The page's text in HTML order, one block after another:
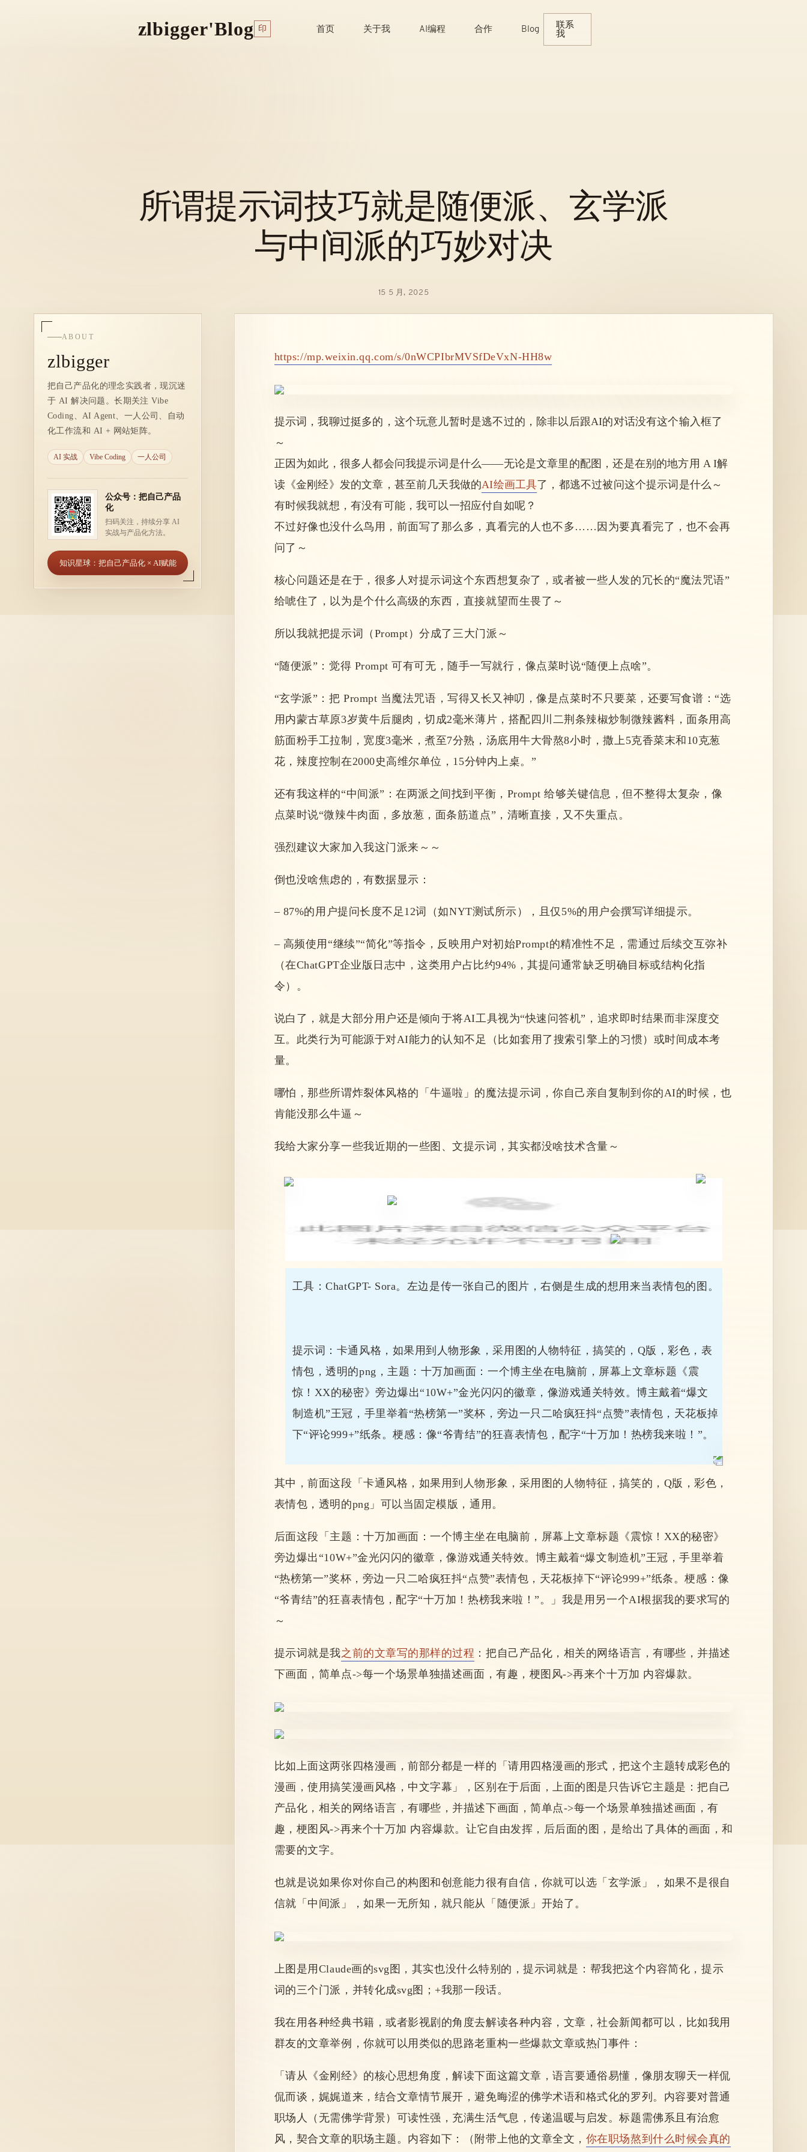
content
zlbigger'Blog 印 首页 关于我 AI编程 合作 Blog
联系
我
所谓提示词技巧就是随便派、玄学派
与中间派的巧妙对决
15 5 月, 2025
ABOUT
zlbigger
把自己产品化的理念实践者，现沉迷
于 AI 解决问题。长期关注 Vibe
Coding、AI Agent、一人公司、自动
化工作流和 AI + 网站矩阵。
AI 实战 Vibe Coding 一人公司
公众号：把自己产品
化
扫码关注，持续分享 AI
实战与产品化方法。
知识星球：把自己产品化 × AI赋能
https://mp.weixin.qq.com/s/0nWCPIbrMVSfDeVxN-HH8w
提示词，我聊过挺多的，这个玩意儿暂时是逃不过的，除非以后跟AI的对话没有这个输入框了
～
正因为如此，很多人都会问我提示词是什么——无论是文章里的配图，还是在别的地方用 A I解
读《金刚经》发的文章，甚至前几天我做的AI绘画工具了，都逃不过被问这个提示词是什么～
有时候我就想，有没有可能，我可以一招应付自如呢？
不过好像也没什么鸟用，前面写了那么多，真看完的人也不多……因为要真看完了，也不会再
问了～
核心问题还是在于，很多人对提示词这个东西想复杂了，或者被一些人发的冗长的“魔法咒语”
给唬住了，以为是个什么高级的东西，直接就望而生畏了～
所以我就把提示词（Prompt）分成了三大门派～
“随便派”：觉得 Prompt 可有可无，随手一写就行，像点菜时说“随便上点啥”。
“玄学派”：把 Prompt 当魔法咒语，写得又长又神叨，像是点菜时不只要菜，还要写食谱：“选
用内蒙古草原3岁黄牛后腿肉，切成2毫米薄片，搭配四川二荆条辣椒炒制微辣酱料，面条用高
筋面粉手工拉制，宽度3毫米，煮至7分熟，汤底用牛大骨熬8小时，撒上5克香菜末和10克葱
花，辣度控制在2000史高维尔单位，15分钟内上桌。”
还有我这样的“中间派”：在两派之间找到平衡，Prompt 给够关键信息，但不整得太复杂，像
点菜时说“微辣牛肉面，多放葱，面条筋道点”，清晰直接，又不失重点。
强烈建议大家加入我这门派来～～
倒也没啥焦虑的，有数据显示：
– 87%的用户提问长度不足12词（如NYT测试所示），且仅5%的用户会撰写详细提示。
– 高频使用“继续”“简化”等指令，反映用户对初始Prompt的精准性不足，需通过后续交互弥补
（在ChatGPT企业版日志中，这类用户占比约94%，其提问通常缺乏明确目标或结构化指
令）。
说白了，就是大部分 用户还是倾向于将AI工具视为“快速问答机”，追求即时结果而非深度交
互。此类行为可能源于对AI能力的认知不足（比如套用了搜索引擎上的习惯）或时间成本考
量。
哪怕，那些所谓炸裂体风格的「牛逼啦」的魔法提示词，你自己亲自复制到你的AI的时候，也
肯能没那么牛逼～
我给大家分享一些我近期的一些图、文提示词，其实都没啥技术含量～
工具：ChatGPT- Sora。左边是传一张自己的图片，右侧是生成的想用来当表情包的图。
提示词： 卡通风格，如果用到人物形象，采用图的人物特征，搞笑的，Q版，彩色，表
情包，透明的png，主题：十万加画面：一个博主坐在电脑前，屏幕上文章标题《震
惊！XX的秘密》旁边爆出“10W+”金光闪闪的徽章，像游戏通关特效。博主戴着“爆文
制造机”王冠，手里举着“热榜第一”奖杯，旁边一只二哈疯狂抖“点赞”表情包，天花板掉
下“评论999+”纸条。梗感：像“爷青结”的狂喜表情包，配字“十万加！热榜我来啦！”。
其中，前面这段「卡通风格，如果用到人物形象，采用图的人物特征，搞笑的，Q版，彩色，
表情包，透明的png」可以当固定模版，通用。
后面这段「 主题：十万加画面：一个博主坐在电脑前，屏幕上文章标题《震惊！XX的秘密》
旁边爆出“10W+”金光闪闪的徽章，像游戏通关特效。博主戴着“爆文制造机”王冠，手里举着
“热榜第一”奖杯，旁边一只二哈疯狂抖“点赞”表情包，天花板掉下“评论999+”纸条。梗感：像
“爷青结”的狂喜表情包，配字“十万加！热榜我来啦！”。」我是用另一个AI根据我的要求写的
～
提示词就是我之前的文章写的那样的过程 ：把自己产品化，相关的网络语言，有哪些，并描述
下画面，简单点->每一个场景单独描述画面，有趣，梗图风->再来个十万加 内容爆款。
比如上面这两张四格漫画，前部分都是一样的「请用四格漫画的形式，把这个主题转成彩色的
漫画，使用搞笑漫画风格，中文字幕」，区别在于后面，上面的图是只告诉它主题是：把自己
产品化，相关的网络语言，有哪些，并描述下画面，简单点->每一个场景单独描述画面，有
趣，梗图风->再来个十万加 内容爆款。让它自由发挥，后后面的图，是给出了具体的画面，和
需要的文字。
也就是说如果你对你自己的构图和创意能力很有自信，你就可以选「玄学派」，如果不是很自
信就「中间派」，如果一无所知，就只能从「随便派」开始了。
上图是用Claude画的svg图，其实也没什么特别的，提示词就是： 帮我把这个内容简化，提示
词的三个门派，并转化成svg图；+我那一段话。
我在用各种经典书籍，或者影视剧的角度去解读各种内容，文章，社会新闻都可以，比如我用
群友的文章举例，你就可以用类似的思路老重构一些爆款文章或热门事件：
「请从《金刚经》的核心思想角度，解读下面这篇文章，语言要通俗易懂，像朋友聊天一样侃
侃而谈，娓娓道来，结合文章情节展开，避免晦涩的佛学术语和格式化的罗列。内容要对普通
职场人（无需佛学背景）可读性强，充满生活气息，传递温暖与启发。标题需佛系且有治愈
风，契合文章的职场主题。内容如下：（附带上他的文章全文， 你在职场熬到什么时候会真的